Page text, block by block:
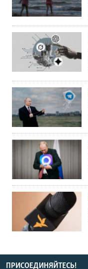
ПРИСОЕДИНЯЙТЕСЬ!